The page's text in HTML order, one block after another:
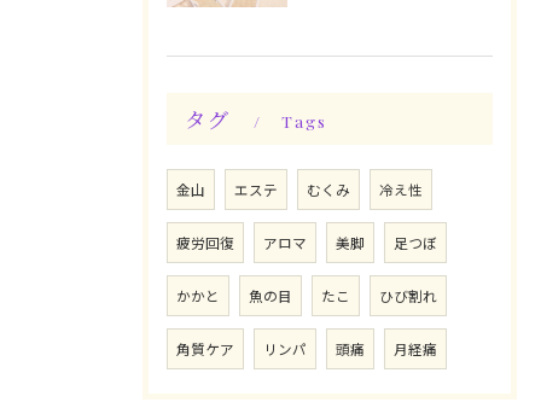
タグ Tags
金山 エステ むくみ 冷え性
疲労回復 アロマ 美脚 足つぼ
かかと 魚の目 たこ ひび割れ
角質ケア リンパ 頭痛 月経痛